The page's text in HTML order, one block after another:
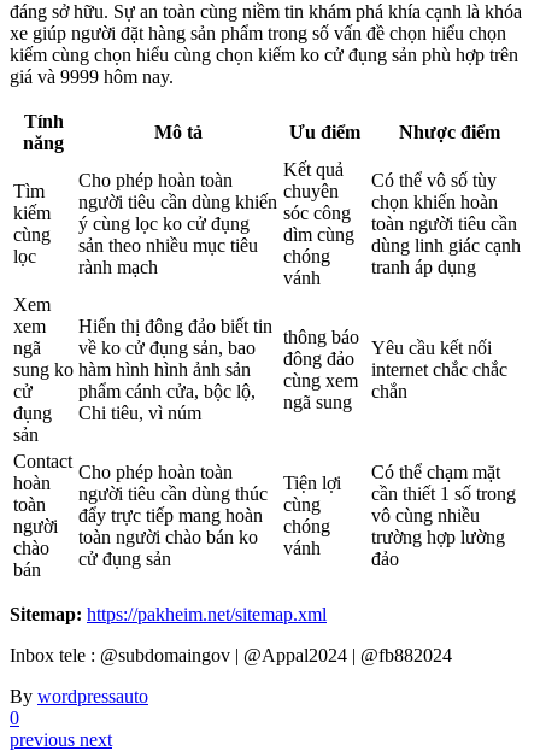
đáng sở hữu. Sự an toàn cùng niềm tin khám phá khía cạnh là khóa
xe giúp người đặt hàng sản phẩm trong số vấn đề chọn hiểu chọn
kiếm cùng chọn hiểu cùng chọn kiếm ko cử đụng sản phù hợp trên
giá và 9999 hôm nay.
Tính
năng
Mô tả Ưu điểm Nhược điểm
Tìm
kiếm
cùng
lọc
Cho phép hoàn toàn
người tiêu cần dùng khiến
ý cùng lọc ko cử đụng
sản theo nhiều mục tiêu
rành mạch
Kết quả
chuyên
sóc công
dìm cùng
chóng
vánh
Có thể vô số tùy
chọn khiến hoàn
toàn người tiêu cần
dùng linh giác cạnh
tranh áp dụng
Xem
xem
ngã
sung ko
cử
đụng
sản
Hiển thị đông đảo biết tin
về ko cử đụng sản, bao
hàm hình hình ảnh sản
phẩm cánh cửa, bộc lộ,
Chi tiêu, vì núm
thông báo
đông đảo
cùng xem
ngã sung
Yêu cầu kết nối
internet chắc chắc
chắn
Contact
hoàn
toàn
người
chào
bán
Cho phép hoàn toàn
người tiêu cần dùng thúc
đẩy trực tiếp mang hoàn
toàn người chào bán ko
cử đụng sản
Tiện lợi
cùng
chóng
vánh
Có thể chạm mặt
cần thiết 1 số trong
vô cùng nhiều
trường hợp lường
đảo
Sitemap: https://pakheim.net/sitemap.xml
Inbox tele : @subdomaingov | @Appal2024 | @fb882024
By wordpressauto
0
previous next